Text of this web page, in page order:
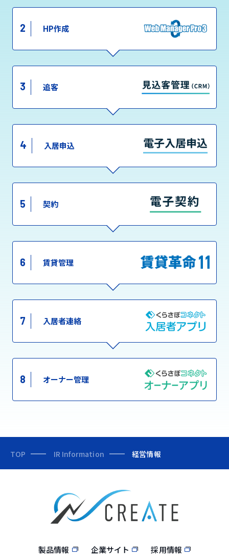
2 HP作成
3 追客
4 入居申込
5 契約
6 賃貸管理
7 入居者連絡
8 オーナー管理
TOP IR Information 経営情報
製品情報 企業サイト 採用情報